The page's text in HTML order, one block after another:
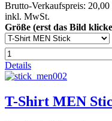
Brutto-Verkaufspreis: 20,00
inkl. MwSt.
Größe (erst das Bild
Details
T-Shirt MEN